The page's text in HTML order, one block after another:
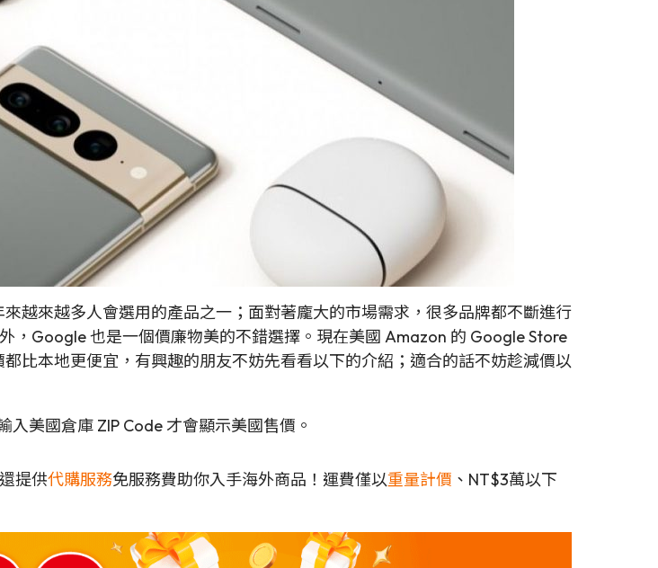
越來越多人會選用的產品之一；面對著龐大的市場需求，很多品牌都不斷進行
，Google 也是一個價廉物美的不錯選擇。現在美國 Amazon 的 Google Store
比本地更便宜，有興趣的朋友不妨先看看以下的介紹；適合的話不妨趁減價以
美國倉庫 ZIP Code 才會顯示美國售價。
提供代購服務免服務費助你入手海外商品！運費僅以重量計價 、NT$3萬以下